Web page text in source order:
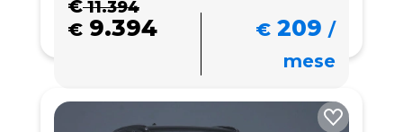
€11.394
€ 9.394 € 209 /
mese